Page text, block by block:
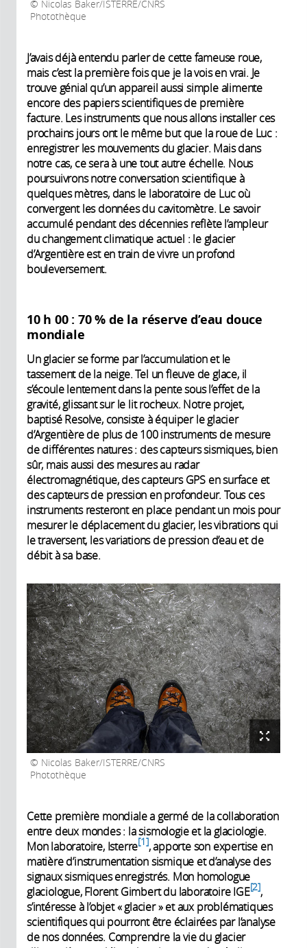
Nicolas Baker/ISTERRE/CNRS
Photothèque
J’avais déjà entendu parler de cette fameuse roue,
mais c’est la première fois que je la vois en vrai. Je
trouve génial qu’un appareil aussi simple alimente
encore des papiers scientifiques de première
facture. Les instruments que nous allons installer ces
prochains jours ont le même but que la roue de Luc :
enregistrer les mouvements du glacier. Mais dans
notre cas, ce sera à une tout autre échelle. Nous
poursuivrons notre conversation scientifique à
quelques mètres, dans le laboratoire de Luc où
convergent les données du cavitomètre. Le savoir
accumulé pendant des décennies reflète l’ampleur
du changement climatique actuel : le glacier
d’Argentière est en train de vivre un profond
bouleversement.
10 h 00 : 70 % de la réserve d’eau douce
mondiale
Un glacier se forme par l’accumulation et le
tassement de la neige. Tel un fleuve de glace, il
s’écoule lentement dans la pente sous l’effet de la
gravité, glissant sur le lit rocheux. Notre projet,
baptisé Resolve, consiste à équiper le glacier
d’Argentière de plus de 100 instruments de mesure
de différentes natures : des capteurs sismiques, bien
sûr, mais aussi des mesures au radar
électromagnétique, des capteurs GPS en surface et
des capteurs de pression en profondeur. Tous ces
instruments resteront en place pendant un mois pour
mesurer le déplacement du glacier, les vibrations qui
le traversent, les variations de pression d’eau et de
débit à sa base.
Nicolas Baker/ISTERRE/CNRS
Photothèque
Cette première mondiale a germé de la collaboration
entre deux mondes : la sismologie et la glaciologie.
Mon laboratoire, Isterre 1 , apporte son expertise en
matière d’instrumentation sismique et d’analyse des
signaux sismiques enregistrés. Mon homologue
glaciologue, Florent Gimbert du laboratoire IGE 2 ,
s’intéresse à l’objet « glacier » et aux problématiques
scientifiques qui pourront être éclairées par l’analyse
de nos données. Comprendre la vie du glacier